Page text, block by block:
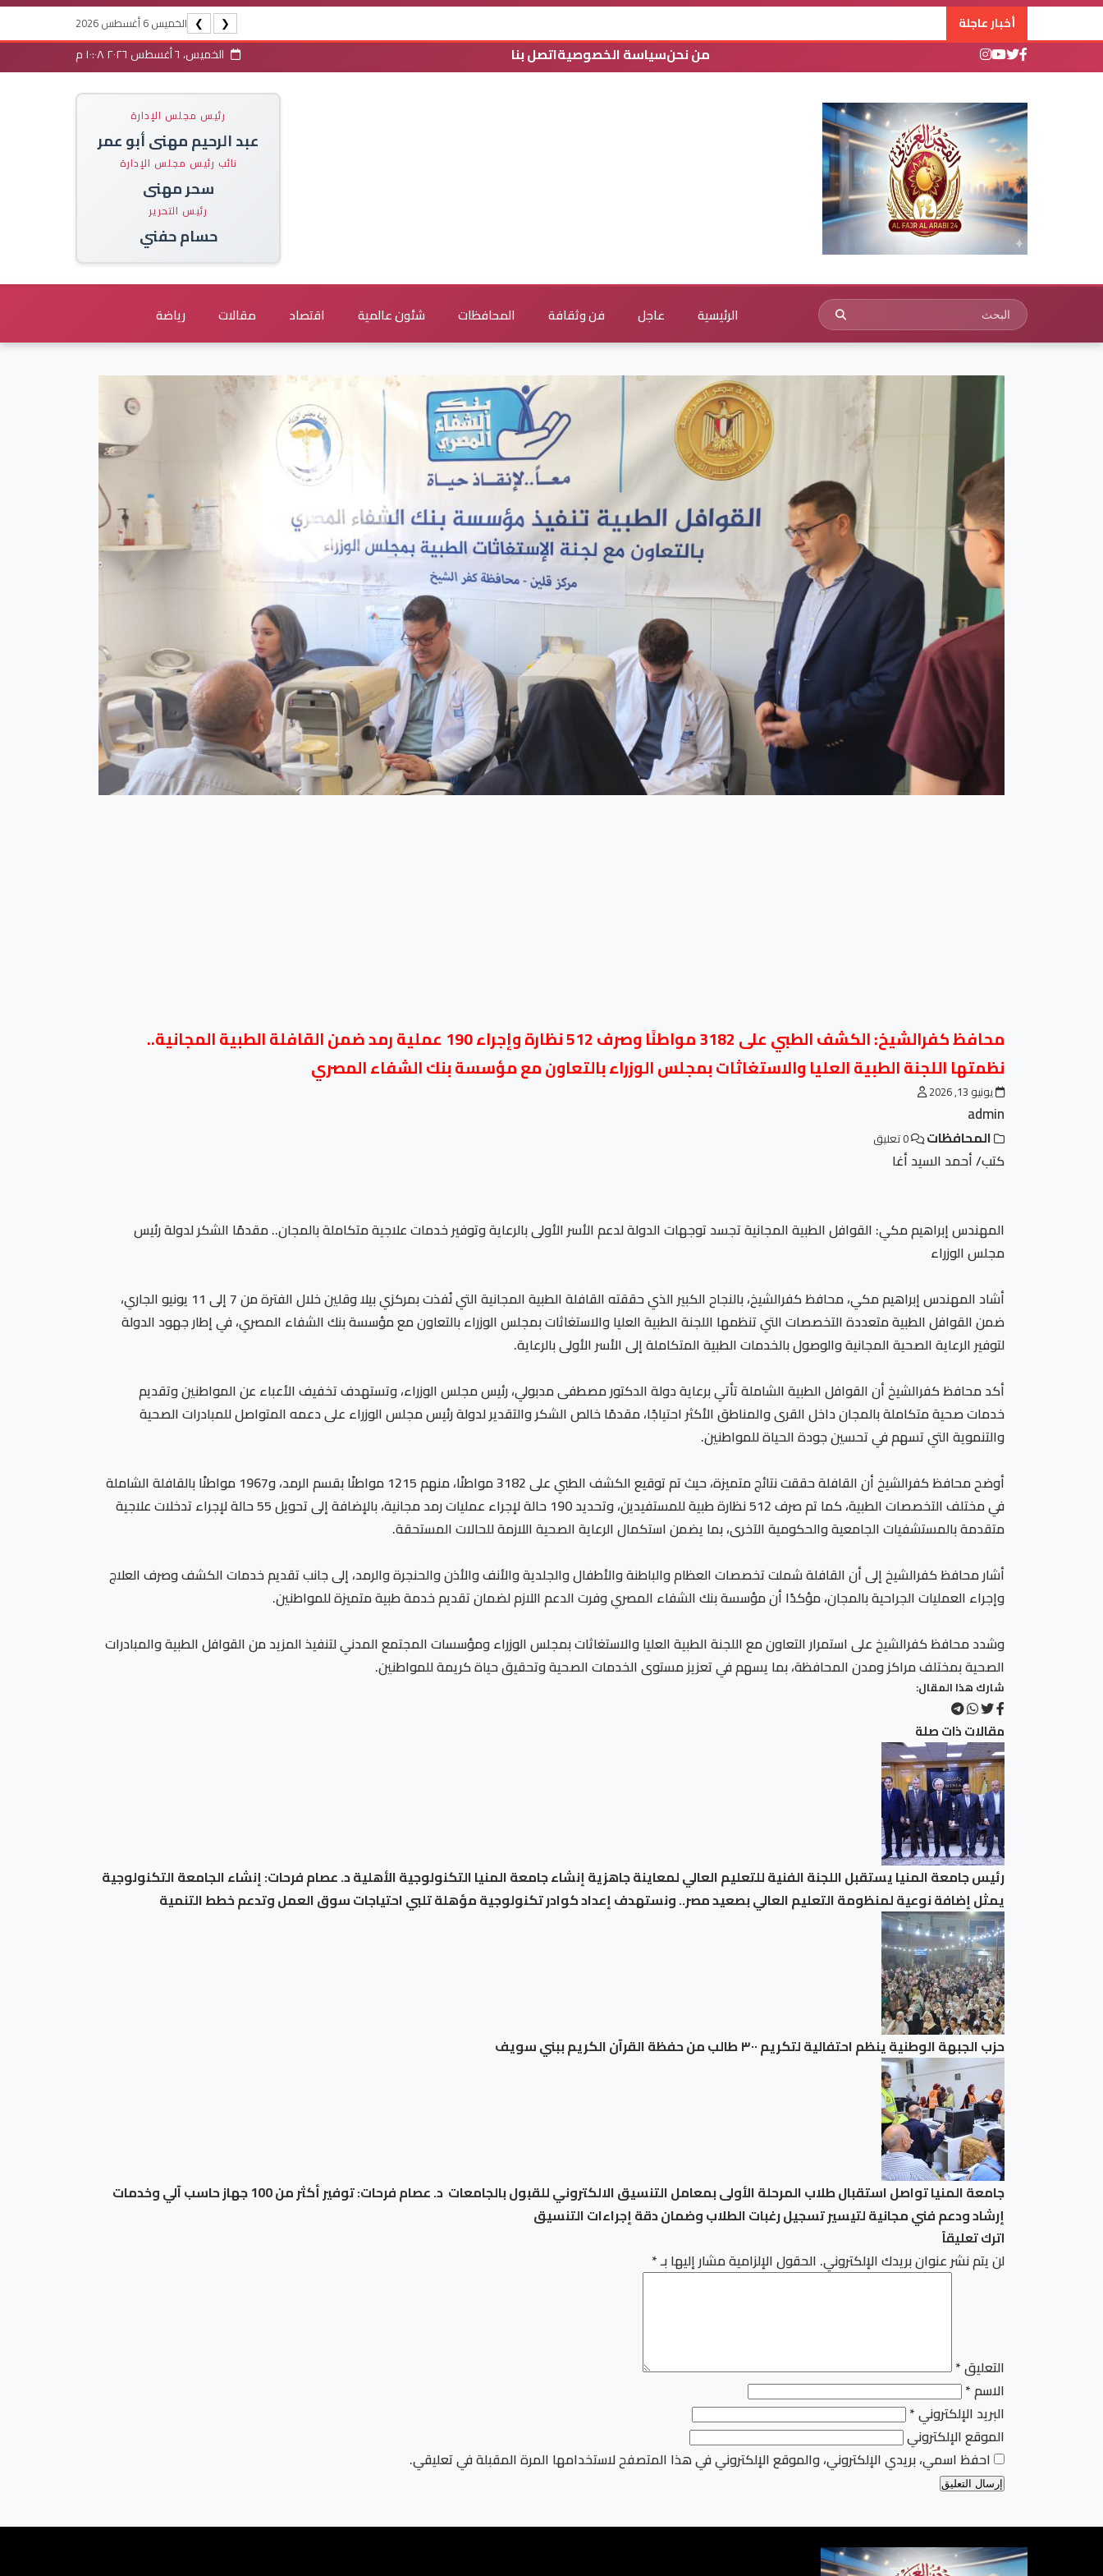
أخبار عاجلة ❮
❯ الخميس 6 أغسطس 2026
من نحنسياسة الخصوصيةاتصل بنا الخميس، ٦ أغسطس ٢٠٢٦ ١٠:٠٨ م
رئيس مجلس الإدارة
عبد الرحيم مهنى أبو عمر
نائب رئيس مجلس الإدارة
سحر مهنى
رئيس التحرير
حسام حفني
الرئيسية عاجل فن وثقافة المحافظات شئون عالمية اقتصاد مقالات رياضة
محافظ كفرالشيخ: الكشف الطبي على 3182 مواطنًا وصرف 512 نظارة وإجراء 190 عملية رمد ضمن القافلة الطبية المجانية..
نظمتها اللجنة الطبية العليا والاستغاثات بمجلس الوزراء بالتعاون مع مؤسسة بنك الشفاء المصري
يونيو 13, 2026
admin
المحافظات
كتب/ أحمد السيد أغا
المهندس إبراهيم مكي: القوافل الطبية المجانية تجسد توجهات الدولة لدعم الأسر الأولى بالرعاية وتوفير خدمات علاجية متكاملة بالمجان.. مقدمًا الشكر لدولة رئيس
مجلس الوزراء
أشاد المهندس إبراهيم مكي، محافظ كفرالشيخ، بالنجاح الكبير الذي حققته القافلة الطبية المجانية التي نُفذت بمركزي بيلا وقلين خلال الفترة من 7 إلى 11 يونيو الجاري،
ضمن القوافل الطبية متعددة التخصصات التي تنظمها اللجنة الطبية العليا والاستغاثات بمجلس الوزراء بالتعاون مع مؤسسة بنك الشفاء المصري، في إطار جهود الدولة
لتوفير الرعاية الصحية المجانية والوصول بالخدمات الطبية المتكاملة إلى الأسر الأولى بالرعاية.
أكد محافظ كفرالشيخ أن القوافل الطبية الشاملة تأتي برعاية دولة الدكتور مصطفى مدبولي، رئيس مجلس الوزراء، وتستهدف تخفيف الأعباء عن المواطنين وتقديم
خدمات صحية متكاملة بالمجان داخل القرى والمناطق الأكثر احتياجًا، مقدمًا خالص الشكر والتقدير لدولة رئيس مجلس الوزراء على دعمه المتواصل للمبادرات الصحية
والتنموية التي تسهم في تحسين جودة الحياة للمواطنين.
أوضح محافظ كفرالشيخ أن القافلة حققت نتائج متميزة، حيث تم توقيع الكشف الطبي على 3182 مواطنًا، منهم 1215 مواطنًا بقسم الرمد، و1967 مواطنًا بالقافلة الشاملة
في مختلف التخصصات الطبية، كما تم صرف 512 نظارة طبية للمستفيدين، وتحديد 190 حالة لإجراء عمليات رمد مجانية، بالإضافة إلى تحويل 55 حالة لإجراء تدخلات علاجية
متقدمة بالمستشفيات الجامعية والحكومية الآخرى، بما يضمن استكمال الرعاية الصحية اللازمة للحالات المستحقة.
أشار محافظ كفرالشيخ إلى أن القافلة شملت تخصصات العظام والباطنة والأطفال والجلدية والأنف والأذن والحنجرة والرمد، إلى جانب تقديم خدمات الكشف وصرف العلاج
وإجراء العمليات الجراحية بالمجان، مؤكدًا أن مؤسسة بنك الشفاء المصري وفرت الدعم اللازم لضمان تقديم خدمة طبية متميزة للمواطنين.
وشدد محافظ كفرالشيخ على استمرار التعاون مع اللجنة الطبية العليا والاستغاثات بمجلس الوزراء ومؤسسات المجتمع المدني لتنفيذ المزيد من القوافل الطبية والمبادرات
الصحية بمختلف مراكز ومدن المحافظة، بما يسهم في تعزيز مستوى الخدمات الصحية وتحقيق حياة كريمة للمواطنين.
شارك هذا المقال:
مقالات ذات صلة
رئيس جامعة المنيا يستقبل اللجنة الفنية للتعليم العالي لمعاينة جاهزية إنشاء جامعة المنيا التكنولوجية الأهلية د. عصام فرحات: إنشاء الجامعة التكنولوجية
يمثل إضافة نوعية لمنظومة التعليم العالي بصعيد مصر.. ونستهدف إعداد كوادر تكنولوجية مؤهلة تلبي احتياجات سوق العمل وتدعم خطط التنمية
حزب الجبهة الوطنية ينظم احتفالية لتكريم ٣٠٠ طالب من حفظة القرآن الكريم ببني سويف
جامعة المنيا تواصل استقبال طلاب المرحلة الأولى بمعامل التنسيق الالكتروني للقبول بالجامعات د. عصام فرحات: توفير أكثر من 100 جهاز حاسب آلي وخدمات
إرشاد ودعم فني مجانية لتيسير تسجيل رغبات الطلاب وضمان دقة إجراءات التنسيق
اترك تعليقاً
لن يتم نشر عنوان بريدك الإلكتروني. الحقول الإلزامية مشار إليها بـ*
التعليق*
الاسم*
البريد الإلكتروني*
الموقع الإلكتروني
احفظ اسمي، بريدي الإلكتروني، والموقع الإلكتروني في هذا المتصفح لاستخدامها المرة المقبلة في تعليقي.